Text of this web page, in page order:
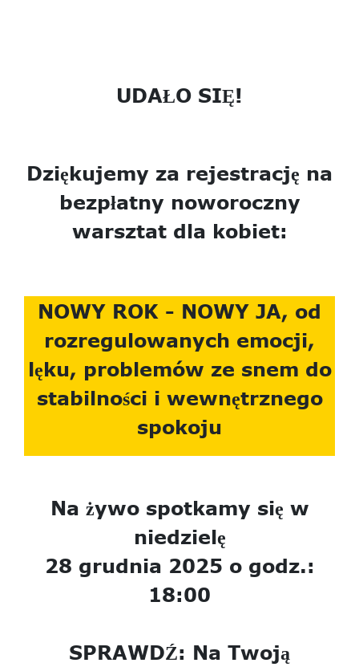
UDAŁO SIĘ!
Dziękujemy za rejestrację na
bezpłatny noworoczny
warsztat dla kobiet:
NOWY ROK - NOWY JA, od
rozregulowanych emocji,
lęku, problemów ze snem do
stabilności i wewnętrznego
spokoju
Na żywo spotkamy się w
niedzielę
28 grudnia 2025 o godz.:
18:00
SPRAWDŹ: Na Twoją